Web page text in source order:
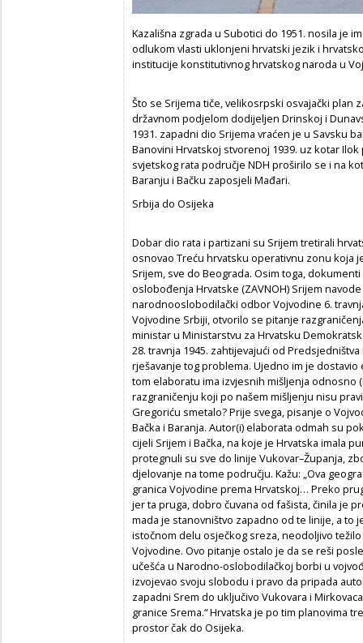
Kazališna zgrada u Subotici do 1951. nosila je
odlukom vlasti uklonjeni hrvatski jezik i
institucije konstitutivnog hrvatskog naroda u
Što se Srijema tiče, velikosrpski osvajački plan
državnom podjelom dodijeljen Drinskoj i
1931. zapadni dio Srijema vraćen je u Savsku
Banovini Hrvatskoj stvorenoj 1939. uz kotar
svjetskog rata područje NDH proširilo se i na
Baranju i Bačku zaposjeli Mađari.
Srbija do Osijeka
Dobar dio rata i partizani su Srijem tretirali
osnovao Treću hrvatsku operativnu zonu koja
Srijem, sve do Beograda. Osim toga,
oslobođenja Hrvatske (ZAVNOH) Srijem
narodnooslobodilački odbor Vojvodine 6.
Vojvodine Srbiji, otvorilo se pitanje
ministar u Ministarstvu za Hrvatsku
28. travnja 1945. zahtijevajući od
rješavanje tog problema. Ujedno im je
tom elaboratu ima izvjesnih mišljenja odnosno
razgraničenju koji po našem mišljenju nisu
Gregoriću smetalo? Prije svega, pisanje o
Bačka i Baranja. Autor(i) elaborata odmah su
cijeli Srijem i Bačka, na koje je Hrvatska imala
protegnuli su sve do linije Vukovar–Županja,
djelovanje na tome području. Kažu: „Ova
granica Vojvodine prema Hrvatskoj… Preko
jer ta pruga, dobro čuvana od fašista, činila je
mada je stanovništvo zapadno od te linije, a to
istočnom delu osječkog sreza, neodoljivo
Vojvodine. Ovo pitanje ostalo je da se reši
učešća u Narodno-oslobodilačkoj borbi u
izvojevao svoju slobodu i pravo da pripada
zapadni Srem do uključivo Vukovara i
granice Srema.“ Hrvatska je po tim planovima
prostor čak do Osijeka.